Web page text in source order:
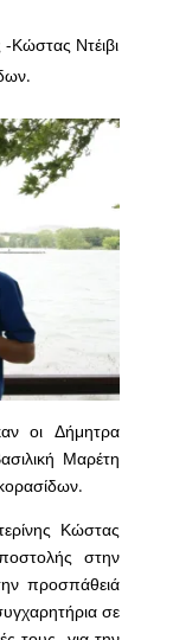
Κώστας Ντέιβι
οι Δήμητρα
Μαρέτη
Κώστας
στην
προσπάθειά
σε